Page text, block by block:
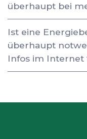
überhaupt bei
Ist eine
überhaupt
Infos im Internet